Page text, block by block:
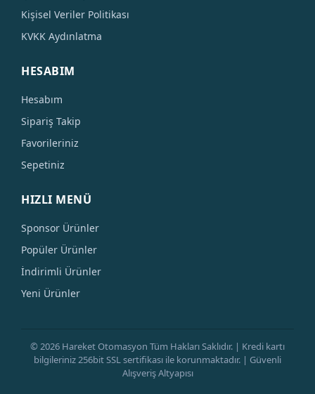
Kişisel Veriler Politikası
KVKK Aydınlatma
HESABIM
Hesabım
Sipariş Takip
Favorileriniz
Sepetiniz
HIZLI MENÜ
Sponsor Ürünler
Popüler Ürünler
İndirimli Ürünler
Yeni Ürünler
© 2026 Hareket Otomasyon Tüm Hakları Saklıdır. | Kredi kartı
bilgileriniz 256bit SSL sertifikası ile korunmaktadır. | Güvenli
Alışveriş Altyapısı